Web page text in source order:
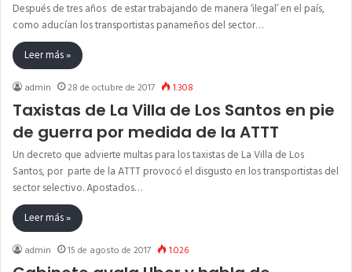
Después de tres años de estar trabajando de manera ‘ilegal’ en el país,
como aducían los transportistas panameños del sector…
Leer más »
admin 28 de octubre de 2017 1.308
Taxistas de La Villa de Los Santos en pie
de guerra por medida de la ATTT
Un decreto que advierte multas para los taxistas de La Villa de Los
Santos, por parte de la ATTT provocó el disgusto en los transportistas del
sector selectivo. Apostados…
Leer más »
admin 15 de agosto de 2017 1.026